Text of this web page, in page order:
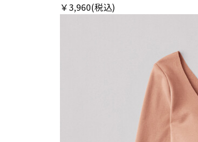
￥3,960(税込)